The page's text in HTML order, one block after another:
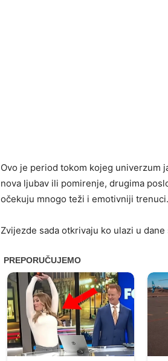
Ovo je period tokom kojeg univerzum
nova ljubav ili pomirenje, drugima
očekuju mnogo teži i emotivniji trenuci.
Zvijezde sada otkrivaju ko ulazi u